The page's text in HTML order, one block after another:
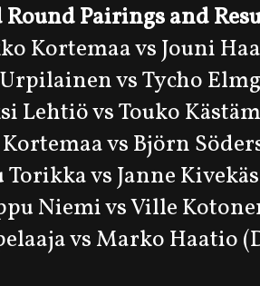
Round Pairings and
Kortemaa vs Jouni
vs Tycho
Lehtiö vs Touko
Kortemaa vs Björn
Torikka vs Janne
Niemi vs Ville
vs Marko Haatio